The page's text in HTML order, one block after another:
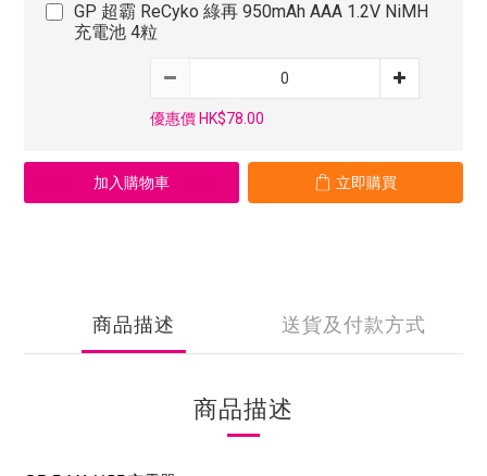
GP 超霸 ReCyko 綠再 950mAh AAA 1.2V NiMH
充電池 4粒
優惠價 HK$78.00
加入購物車 立即購買
商品描述 送貨及付款方式
商品描述